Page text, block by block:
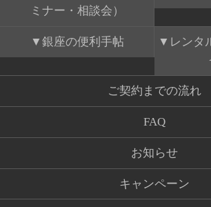
ミナー・相談会）
銀座の便利手帖
レンタ
ご契約までの流れ
FAQ
お知らせ
キャンペーン